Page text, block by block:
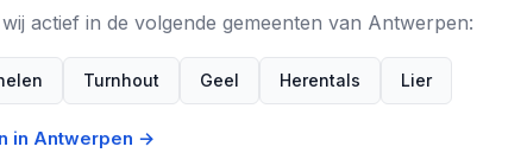
actief in de volgende gemeenten van Antwerpen:
Turnhout Geel Herentals Lier
in Antwerpen →